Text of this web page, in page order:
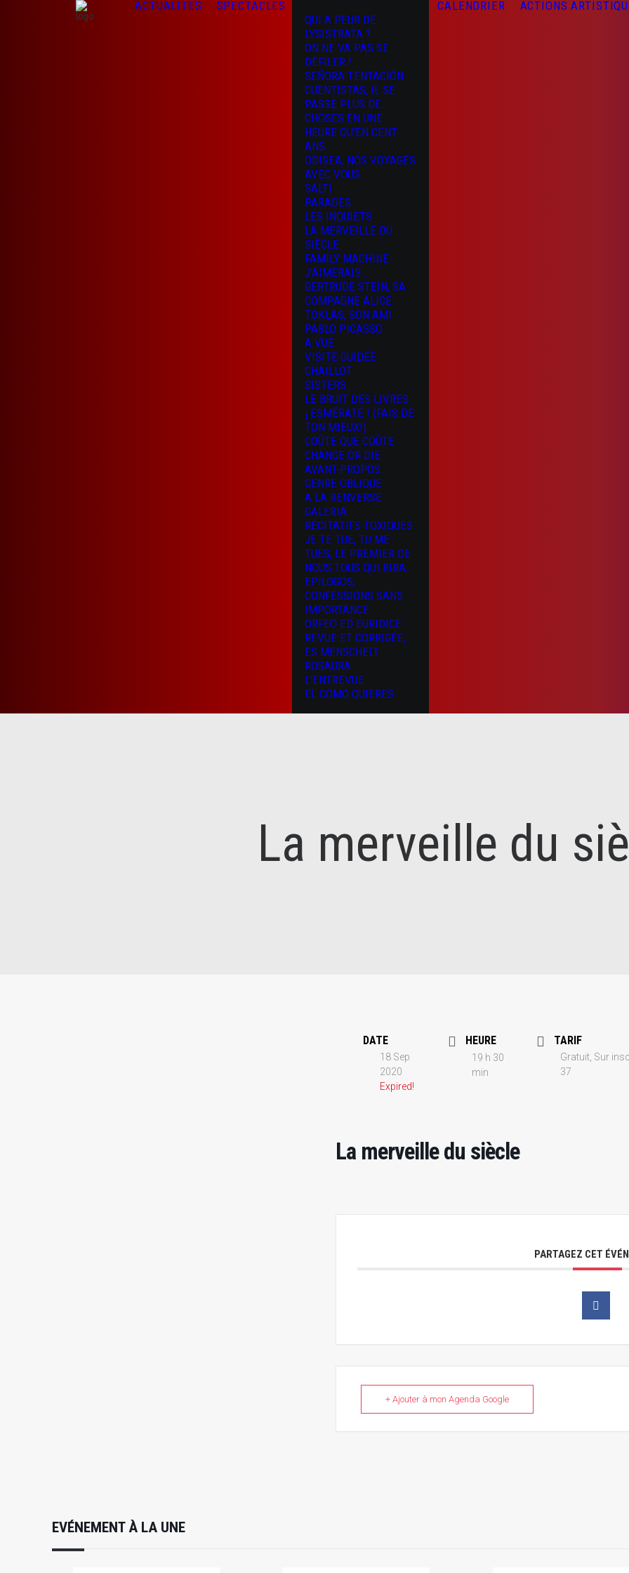
ACTUALITÉS
SPECTACLES
QUI A PEUR DE
LYSISTRATA ?
ON NE VA PAS SE
DÉFILER !
SEÑORA TENTACIÓN
CUENTISTAS, IL SE
PASSE PLUS DE
CHOSES EN UNE
HEURE QU’EN CENT
ANS
ODISEA, NOS VOYAGES
AVEC VOUS
SALTI
PARADES
LES INQUIETS
LA MERVEILLE DU
SIÈCLE
FAMILY MACHINE
J’AIMERAIS…
GERTRUDE STEIN, SA
COMPAGNE ALICE
TOKLAS, SON AMI
PABLO PICASSO
A VUE
VISITE GUIDÉE
CHAILLOT
SISTERS
LE BRUIT DES LIVRES
¡ ESMÉRATE ! (FAIS DE
TON MIEUX!)
COÛTE QUE COÛTE
CHANGE OR DIE
AVANT-PROPOS
GENRE OBLIQUE
A LA RENVERSE
GALERIA
RÉCITATIFS TOXIQUES
JE TE TUE, TU ME
TUES, LE PREMIER DE
NOUS TOUS QUI RIRA…
EPILOGOS,
CONFESSIONS SANS
IMPORTANCE
ORFEO ED EURIDICE
REVUE ET CORRIGÉE,
ES MENSCHELT
ROSAURA
L’ENTREVUE
EL COMO QUIERES
CALENDRIER ACTIONS
La merveille du
DATE
18 Sep
2020
Expired!
HEURE
19 h 30
min
TARIF
Gratuit, Sur
37
La merveille du siècle
PARTAGEZ CET
+ Ajouter à mon Agenda Google
EVÉNEMENT À LA UNE